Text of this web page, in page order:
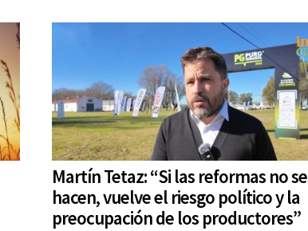
Martín Tetaz: “Si las reformas no se
hacen, vuelve el riesgo político y la
preocupación de los productores”